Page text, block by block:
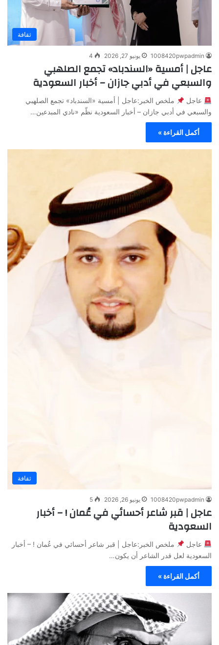
ثقافة
1008420pwpadmin يونيو 27, 2026 4
عاجل | أمسية «السندباد» تجمع الصلهبي
والسبعي في أدبي جازان – أخبار السعودية
عاجل
ملخص الخبر:عاجل | أمسية «السندباد» تجمع الصلهبي
والسبعي في أدبي جازان – أخبار السعودية نظّم «نادي المبدعين…
أكمل القراءة »
ثقافة
1008420pwpadmin يونيو 26, 2026 5
عاجل | قبر شاعر أحسائي في عُمان ! – أخبار
السعودية
عاجل
ملخص الخبر:عاجل | قبر شاعر أحسائي في عُمان ! – أخبار
السعودية لعل قدر الشاعر أن يكون…
أكمل القراءة »